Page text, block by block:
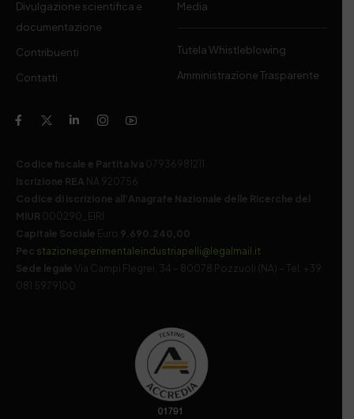
Divulgazione scientifica e
documentazione
Contribuenti
Contatti
Media
Tutela Whistleblowing
Amministrazione Trasparente
Codice fiscale e Partita Iva 07936981211
Iscrizione REA NA 920756
Codice di iscrizione all’Anagrafe Nazionale delle Ricerche del
MIUR 000290_EIRI
Capitale Sociale Euro 9.690.240,00
Pec stazionesperimentaleindustriapelli@legalmail.it
Sede legale
Via Campi Flegrei, 34 – 80078 Pozzuoli (NA) – Tel. +39
081 5979100